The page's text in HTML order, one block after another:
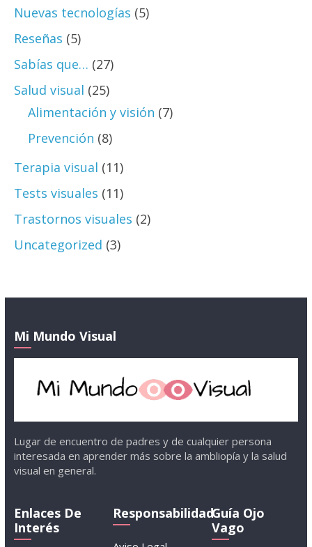
Nuevas tecnologías (5)
Reseñas (5)
Sabías que… (27)
Salud visual (25)
Alimentación y visión (7)
Prevención (8)
Terapia visual (11)
Tests visuales (11)
Trastornos visuales (2)
Uncategorized (3)
Mi Mundo Visual
Lugar de encuentro de padres y de cualquier persona
interesada en aprender más sobre la ambliopía y la salud
visual en general.
Enlaces De
Interés
ResponsabilidadGuía Ojo
Vago